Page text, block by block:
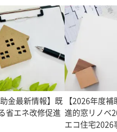
金最新情報】既
省エネ改修促進
【2026年度
進的窓リノベ
エコ住宅2026